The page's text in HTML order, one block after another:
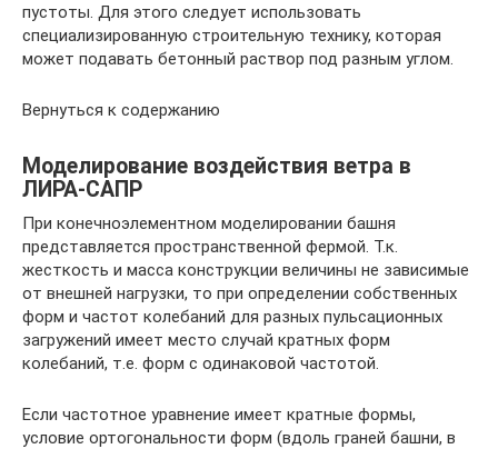
пустоты. Для этого следует использовать
специализированную строительную технику, которая
может подавать бетонный раствор под разным углом.
Вернуться к содержанию
Моделирование воздействия ветра в
ЛИРА-САПР
При конечноэлементном моделировании башня
представляется пространственной фермой. Т.к.
жесткость и масса конструкции величины не зависимые
от внешней нагрузки, то при определении собственных
форм и частот колебаний для разных пульсационных
загружений имеет место случай кратных форм
колебаний, т.е. форм с одинаковой частотой.
Если частотное уравнение имеет кратные формы,
условие ортогональности форм (вдоль граней башни, в